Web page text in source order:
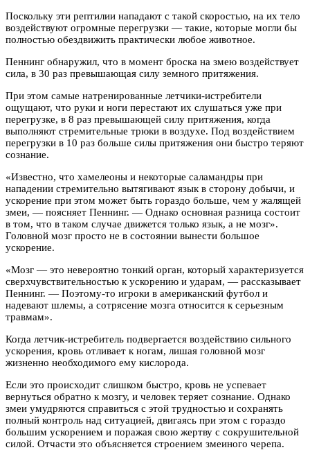
Поскольку эти рептилии нападают с такой скоростью, на их тело
воздействуют огромные перегрузки — такие, которые могли бы
полностью обездвижить практически любое животное.
Пеннинг обнаружил, что в момент броска на змею воздействует
сила, в 30 раз превышающая силу земного притяжения.
При этом самые натренированные летчики-истребители
ощущают, что руки и ноги перестают их слушаться уже при
перегрузке, в 8 раз превышающей силу притяжения, когда
выполняют стремительные трюки в воздухе. Под воздействием
перегрузки в 10 раз больше силы притяжения они быстро теряют
сознание.
«Известно, что хамелеоны и некоторые саламандры при
нападении стремительно вытягивают язык в сторону добычи, и
ускорение при этом может быть гораздо больше, чем у жалящей
змеи, — поясняет Пеннинг. — Однако основная разница состоит
в том, что в таком случае движется только язык, а не мозг».
Головной мозг просто не в состоянии вынести большое
ускорение.
«Мозг — это невероятно тонкий орган, который характеризуется
сверхчувствительностью к ускорению и ударам, — рассказывает
Пеннинг. — Поэтому-то игроки в американский футбол и
надевают шлемы, а сотрясение мозга относится к серьезным
травмам».
Когда летчик-истребитель подвергается воздействию сильного
ускорения, кровь отливает к ногам, лишая головной мозг
жизненно необходимого ему кислорода.
Если это происходит слишком быстро, кровь не успевает
вернуться обратно к мозгу, и человек теряет сознание. Однако
змеи умудряются справиться с этой трудностью и сохранять
полный контроль над ситуацией, двигаясь при этом с гораздо
большим ускорением и поражая свою жертву с сокрушительной
силой. Отчасти это объясняется строением змеиного черепа.